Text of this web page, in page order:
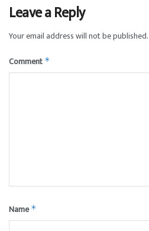
Leave a Reply
Your email address will not be published.
Comment *
Name*